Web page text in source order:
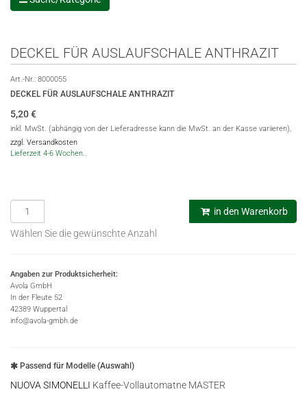
DECKEL FÜR AUSLAUFSCHALE ANTHRAZIT
Art.-Nr.: 8000055
DECKEL FÜR AUSLAUFSCHALE ANTHRAZIT
5,20€
inkl. MwSt. (abhängig von der Lieferadresse kann die MwSt. an der Kasse variieren),
zzgl. Versandkosten
Lieferzeit 4-6 Wochen..
in den Warenkorb
Wählen Sie die gewünschte Anzahl
Angaben zur Produktsicherheit:
Avola GmbH
In der Fleute 52
42389 Wuppertal
info@avola-gmbh.de
Passend für Modelle (Auswahl)
NUOVA SIMONELLI Kaffee-Vollautomatne MASTER